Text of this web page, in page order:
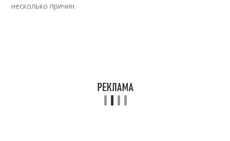
несколько причин.